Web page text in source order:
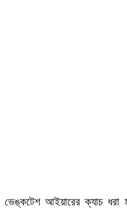
ভেঙ্কটেশ আইয়ারের ক্যাচ ধরা